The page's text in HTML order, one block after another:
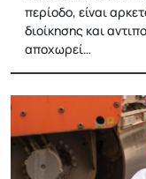
περίοδο, είναι
διοίκησης και
αποχωρεί…